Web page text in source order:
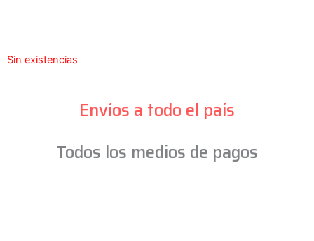
Sin existencias
Envíos a todo el país
Todos los medios de pagos